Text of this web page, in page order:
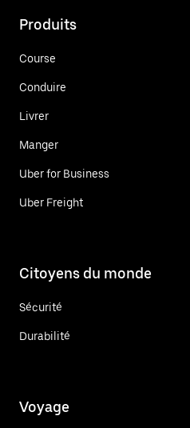
Produits
Course
Conduire
Livrer
Manger
Uber for Business
Uber Freight
Citoyens du monde
Sécurité
Durabilité
Voyage